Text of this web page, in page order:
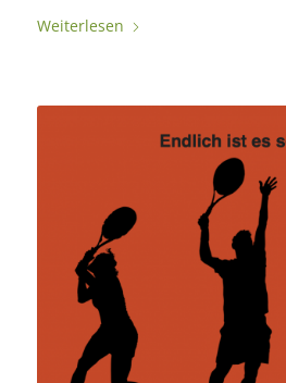
Weiterlesen